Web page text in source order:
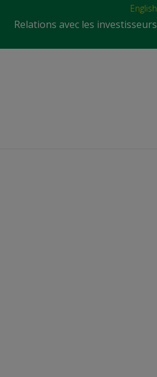
English
Relations avec les investisseurs